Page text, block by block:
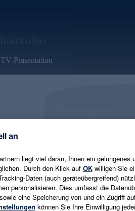
TV-Präsentation